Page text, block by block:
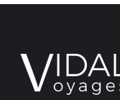
Pas nécessaire